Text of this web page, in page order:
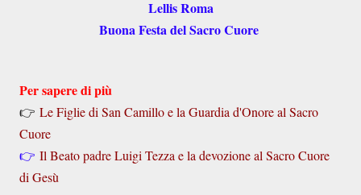
Lellis Roma
Buona Festa del Sacro Cuore
Per sapere di più
👉 Le Figlie di San Camillo e la Guardia d'Onore al Sacro
Cuore
👉 Il Beato padre Luigi Tezza e la devozione al Sacro Cuore
di Gesù